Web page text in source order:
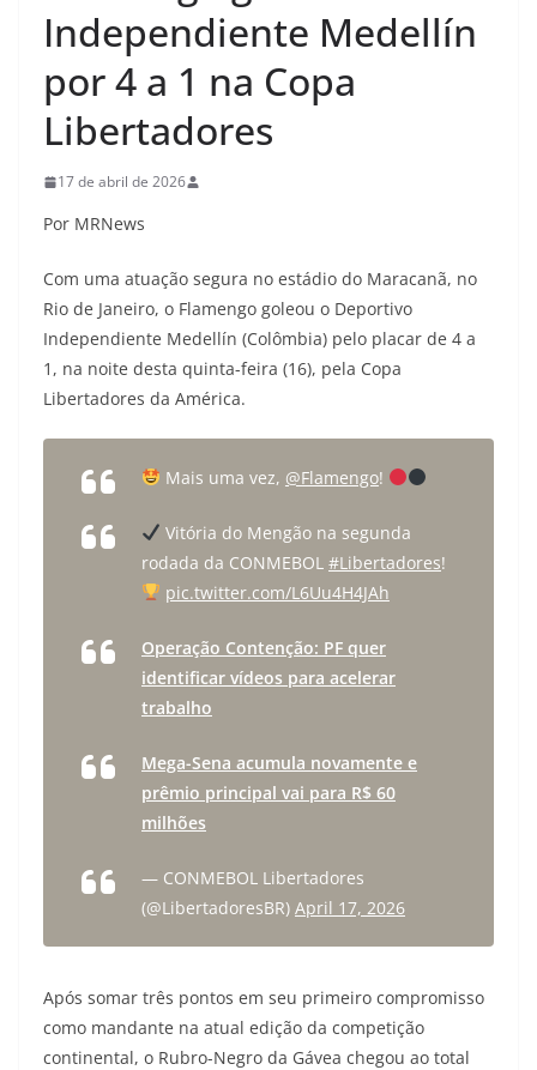
Independiente Medellín
por 4 a 1 na Copa
Libertadores
17 de abril de 2026
Por MRNews
Com uma atuação segura no estádio do Maracanã, no
Rio de Janeiro, o Flamengo goleou o Deportivo
Independiente Medellín (Colômbia) pelo placar de 4 a
1, na noite desta quinta-feira (16), pela Copa
Libertadores da América.
Mais uma vez, @Flamengo!
Vitória do Mengão na segunda
rodada da CONMEBOL #Libertadores!
pic.twitter.com/L6Uu4H4JAh
Operação Contenção: PF quer
identificar vídeos para acelerar
trabalho
Mega-Sena acumula novamente e
prêmio principal vai para R$ 60
milhões
— CONMEBOL Libertadores
(@LibertadoresBR) April 17, 2026
Após somar três pontos em seu primeiro compromisso
como mandante na atual edição da competição
continental, o Rubro-Negro da Gávea chegou ao total